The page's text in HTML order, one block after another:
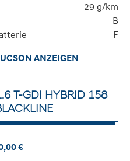
29 g/km
B
F
ANZEIGEN
T-GDI HYBRID 158
€